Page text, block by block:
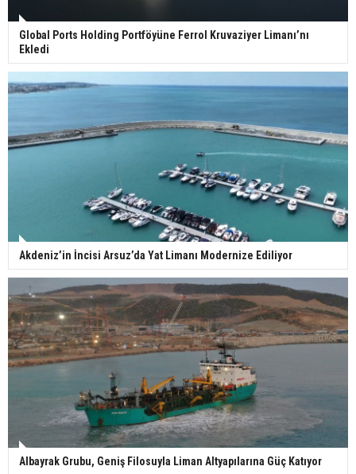
Global Ports Holding Portföyüne Ferrol Kruvaziyer Limanı’nı
Ekledi
Akdeniz’in İncisi Arsuz’da Yat Limanı Modernize Ediliyor
Albayrak Grubu, Geniş Filosuyla Liman Altyapılarına Güç Katıyor